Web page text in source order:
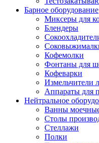
Барное оборудование
Миксеры для
Блендеры
Кофемолки
Фонтаны для
Кофеварки
Измельчители
Аппараты для
Нейтральное
Ванны
Столы
Стеллажи
Полки